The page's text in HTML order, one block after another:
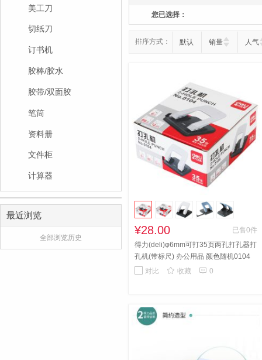
美工刀
切纸刀
订书机
胶棒/胶水
胶带/双面胶
笔筒
资料册
文件柜
计算器
最近浏览
全部浏览历史
您已选择：
排序方式： 默认 销量 人气
¥28.00
已售0件
得力(deli)φ6mm可打35页两孔打孔器打
孔机(带标尺) 办公用品 颜色随机0104
对比
 收藏  0